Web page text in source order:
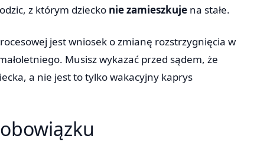
z którym dziecko nie zamieszkuje na stałe.
jest wniosek o zmianę rozstrzygnięcia w
Musisz wykazać przed sądem, że
a nie jest to tylko wakacyjny kaprys